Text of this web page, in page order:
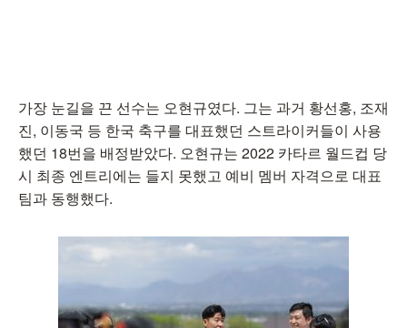
가장 눈길을 끈 선수는 오현규였다. 그는 과거 황선홍, 조재
진, 이동국 등 한국 축구를 대표했던 스트라이커들이 사용
했던 18번을 배정받았다. 오현규는 2022 카타르 월드컵 당
시 최종 엔트리에는 들지 못했고 예비 멤버 자격으로 대표
팀과 동행했다.